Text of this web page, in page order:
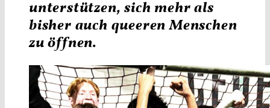
unterstützen, sich mehr als
bisher auch queeren Menschen
zu öffnen.